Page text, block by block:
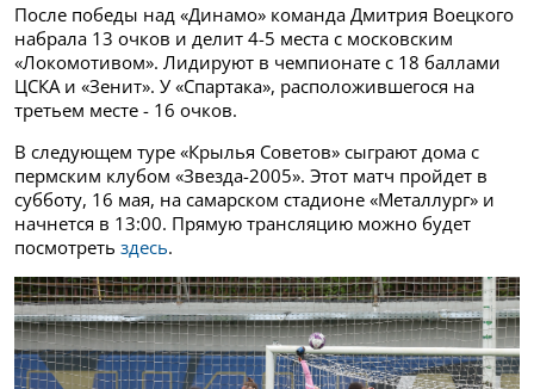
После победы над «Динамо» команда Дмитрия Воецкого
набрала 13 очков и делит 4-5 места с московским
«Локомотивом». Лидируют в чемпионате с 18 баллами
ЦСКА и «Зенит». У «Спартака», расположившегося на
третьем месте - 16 очков.
В следующем туре «Крылья Советов» сыграют дома с
пермским клубом «Звезда-2005». Этот матч пройдет в
субботу, 16 мая, на самарском стадионе «Металлург» и
начнется в 13:00. Прямую трансляцию можно будет
посмотреть здесь.